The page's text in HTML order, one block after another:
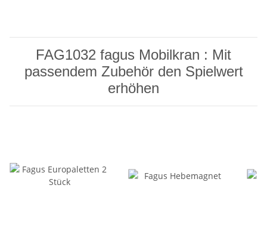
FAG1032 fagus Mobilkran : Mit
passendem Zubehör den Spielwert
erhöhen